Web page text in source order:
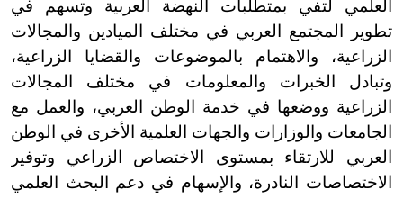
العلمي لتفي بمتطلبات النهضة العربية وتسهم في
تطوير المجتمع العربي في مختلف الميادين والمجالات
الزراعية، والاهتمام بالموضوعات والقضايا الزراعية،
وتبادل الخبرات والمعلومات في مختلف المجالات
الزراعية ووضعها في خدمة الوطن العربي، والعمل مع
الجامعات والوزارات والجهات العلمية الأخرى في الوطن
العربي للارتقاء بمستوى الاختصاص الزراعي وتوفير
الاختصاصات النادرة، والإسهام في دعم البحث العلمي